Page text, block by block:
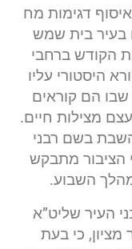
דגימות מח
בעיר בית שמש
הקודש ברחבי
היסטורי עליו
העיר שבו הם קוראים
מצילות חיים.
בשם רבני
הציבור מתבקש
השבוע.
העיר שליט”א
כי בעת